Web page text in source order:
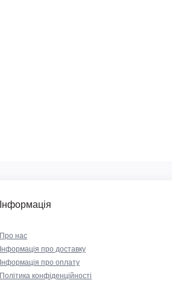
Інформація
Про нас
Iнформація про доставку
Інформація про оплату
Політика конфіденційності